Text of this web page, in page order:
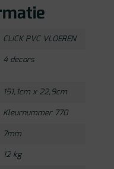
CLICK PVC VLOEREN
4 decors
151,1cm x 22,9cm
Kleurnummer 770
7mm
12 kg